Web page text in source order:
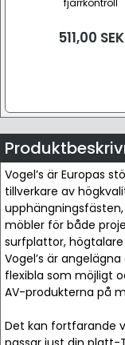
fjärrkontroll
511,00 SEK
Vogel’s är Europas
tillverkare av
möbler för både
surfplattor,
Vogel’s är
flexibla som möjligt
AV-produkterna på
Det kan fortfarande